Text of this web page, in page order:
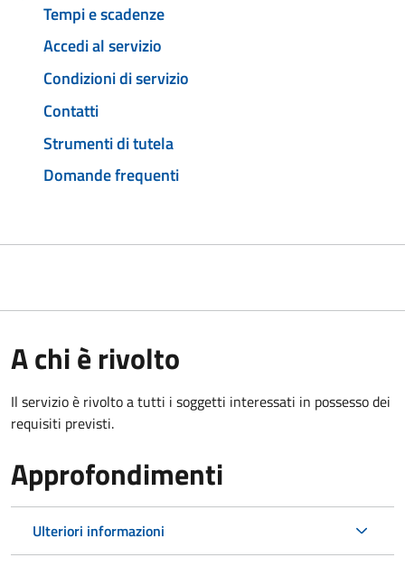
Tempi e scadenze
Accedi al servizio
Condizioni di servizio
Contatti
Strumenti di tutela
Domande frequenti
A chi è rivolto
Il servizio è rivolto a tutti i soggetti interessati in possesso dei
requisiti previsti.
Approfondimenti
Ulteriori informazioni